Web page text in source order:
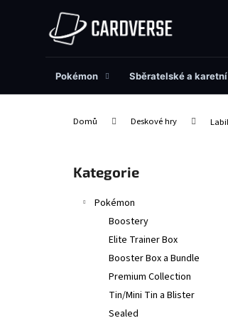
Pokémon Sběratelské a
Domů Deskové hry
Přeskočit
kategorie
Kategorie
Pokémon
Boostery
Elite Trainer Box
Booster Box a Bundle
Premium Collection
Tin/Mini Tin a Blister
Sealed
Zpět
obchodu
Zpět
obchodu